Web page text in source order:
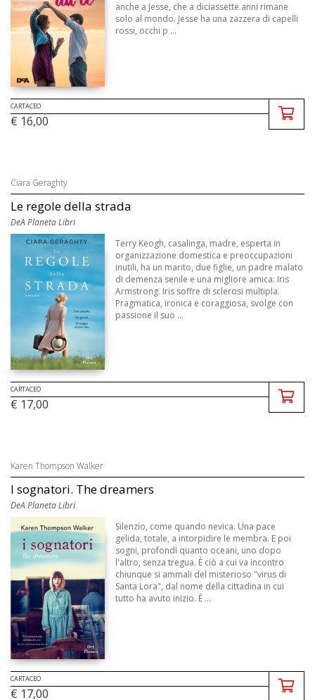
anche a Jesse, che a diciassette anni rimane
solo al mondo. Jesse ha una zazzera di capelli
rossi, occhi p ...
CARTACEO
€ 16,00
Ciara Geraghty
Le regole della strada
DeA Planeta Libri
Terry Keogh, casalinga, madre, esperta in
organizzazione domestica e preoccupazioni
inutili, ha un marito, due figlie, un padre malato
di demenza senile e una migliore amica: Iris
Armstrong. Iris soffre di sclerosi multipla.
Pragmatica, ironica e coraggiosa, svolge con
passione il suo ...
CARTACEO
€ 17,00
Karen Thompson Walker
I sognatori. The dreamers
DeA Planeta Libri
Silenzio, come quando nevica. Una pace
gelida, totale, a intorpidire le membra. E poi
sogni, profondi quanto oceani, uno dopo
l'altro, senza tregua. È ciò a cui va incontro
chiunque si ammali del misterioso "virus di
Santa Lora", dal nome della cittadina in cui
tutto ha avuto inizio. È ...
CARTACEO
€ 17,00